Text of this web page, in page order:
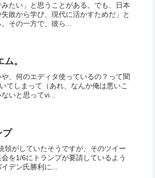
たい」と思うことがある。でも、日本
敗から学び、現代に活かすためだ」と
その一方で、彼ら...
。
、何のエディタ使っているの？って聞
てしまって（あれ、なんか俺は悪いこ
いと思ってvi...
プ
領がしていたそうですが、そのツイー
を1/6にトランプが要請しているよう
デン氏勝利に...